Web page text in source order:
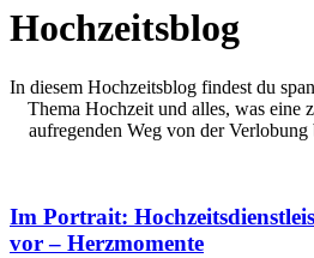
Hochzeitsblog
In diesem Hochzeitsblog findest du
Thema Hochzeit und alles, was eine
aufregenden Weg von der
Im Portrait:
vor – Herzmomente